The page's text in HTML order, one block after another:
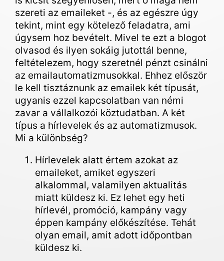
szereti az emaileket -, és az egészre úgy
tekint, mint egy kötelező feladatra, ami
úgysem hoz bevételt. Mivel te ezt a blogot
olvasod és ilyen sokáig jutottál benne,
feltételezem, hogy szeretnél pénzt csinálni
az emailautomatizmusokkal. Ehhez először
le kell tisztáznunk az emailek két típusát,
ugyanis ezzel kapcsolatban van némi
zavar a vállalkozói köztudatban. A két
típus a hírlevelek és az automatizmusok.
Mi a különbség?
Hírlevelek alatt értem azokat az
emaileket, amiket egyszeri
alkalommal, valamilyen aktualitás
miatt küldesz ki. Ez lehet egy heti
hírlevél, promóció, kampány vagy
éppen kampány előkészítése. Tehát
olyan email, amit adott időpontban
küldesz ki.